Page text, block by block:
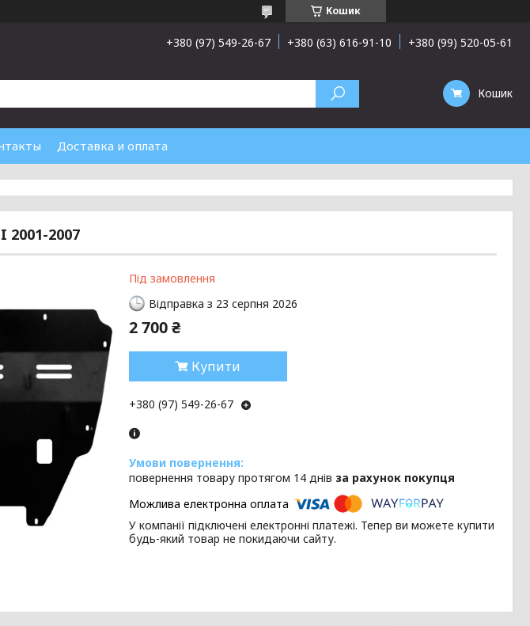
Кошик
+380 (97) 549-26-67 +380 (63) 616-91-10 +380 (99) 520-05-61
Кошик
Доставка и оплата
2001-2007
Під замовлення
Відправка з 23 серпня 2026
2 700 ₴
Купити
+380 (97) 549-26-67
повернення товару протягом 14 днів за рахунок покупця
У компанії підключені електронні платежі. Тепер ви можете купити
будь-який товар не покидаючи сайту.